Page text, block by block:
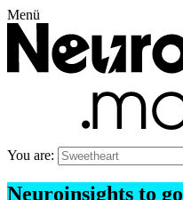
Menü
You are:
Neuroinsights to go